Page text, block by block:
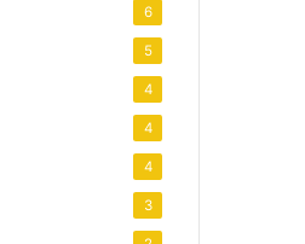
6
5
4
4
4
3